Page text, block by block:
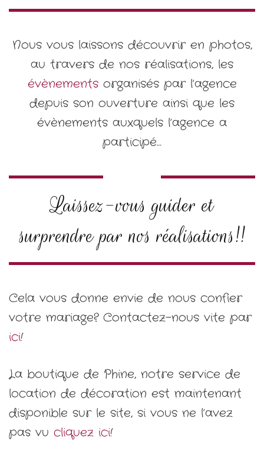
Nous vous laissons découvrir en photos,
au travers de nos réalisations, les
évènements organisés par l’agence
depuis son ouverture ainsi que les
évènements auxquels l’agence a
participé…
Laissez-vous guider et
surprendre par nos réalisations!!
Cela vous donne envie de nous confier
votre mariage? Contactez-nous vite par
ici!
La boutique de Phine, notre service de
location de décoration est maintenant
disponible sur le site, si vous ne l’avez
pas vu cliquez ici!